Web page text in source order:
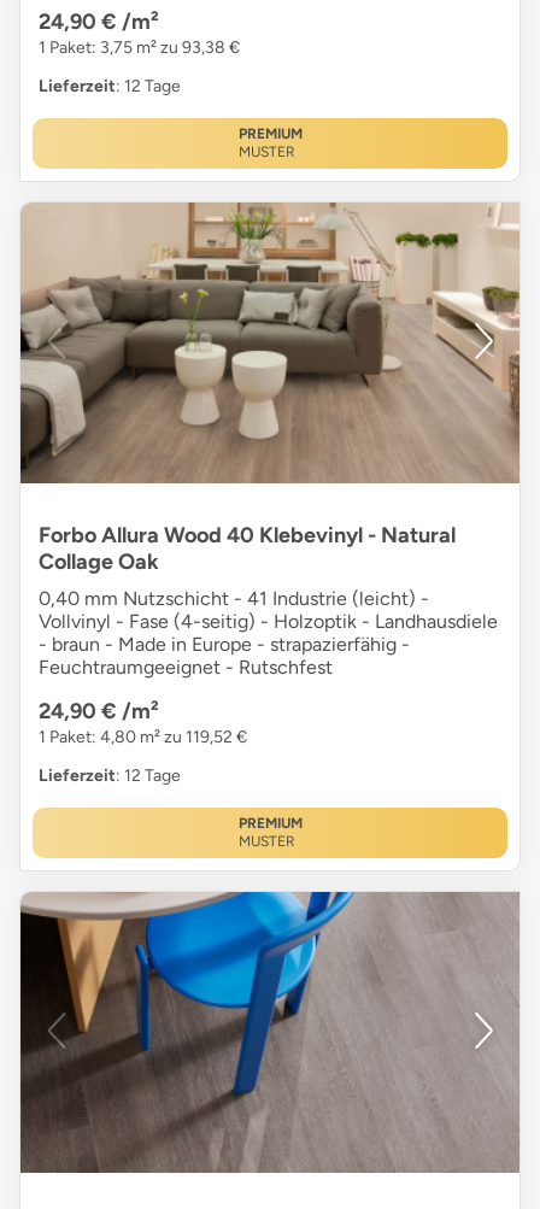
24,90 € /m²
1 Paket: 3,75 m² zu 93,38 €
Lieferzeit: 12 Tage
PREMIUM
MUSTER
Forbo Allura Wood 40 Klebevinyl - Natural
Collage Oak
0,40 mm Nutzschicht - 41 Industrie (leicht) -
Vollvinyl - Fase (4-seitig) - Holzoptik - Landhausdiele
- braun - Made in Europe - strapazierfähig -
Feuchtraumgeeignet - Rutschfest
24,90 € /m²
1 Paket: 4,80 m² zu 119,52 €
Lieferzeit: 12 Tage
PREMIUM
MUSTER